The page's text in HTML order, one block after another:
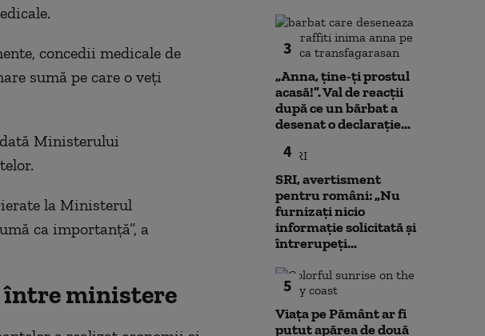
concedii medicale de
sumă pe care o veți
Ministerului
la Ministerul
ca importanță”, a
ministere
3
„Anna, ţine-ţi prostul
acasă!”. Val de reacții
după ce un bărbat a
desenat o declarație...
4
SRI, avertisment
pentru români: „Nu
furnizați nicio
informație solicitată și
întrerupeți...
5
Viața pe Pământ ar fi
putut apărea de două